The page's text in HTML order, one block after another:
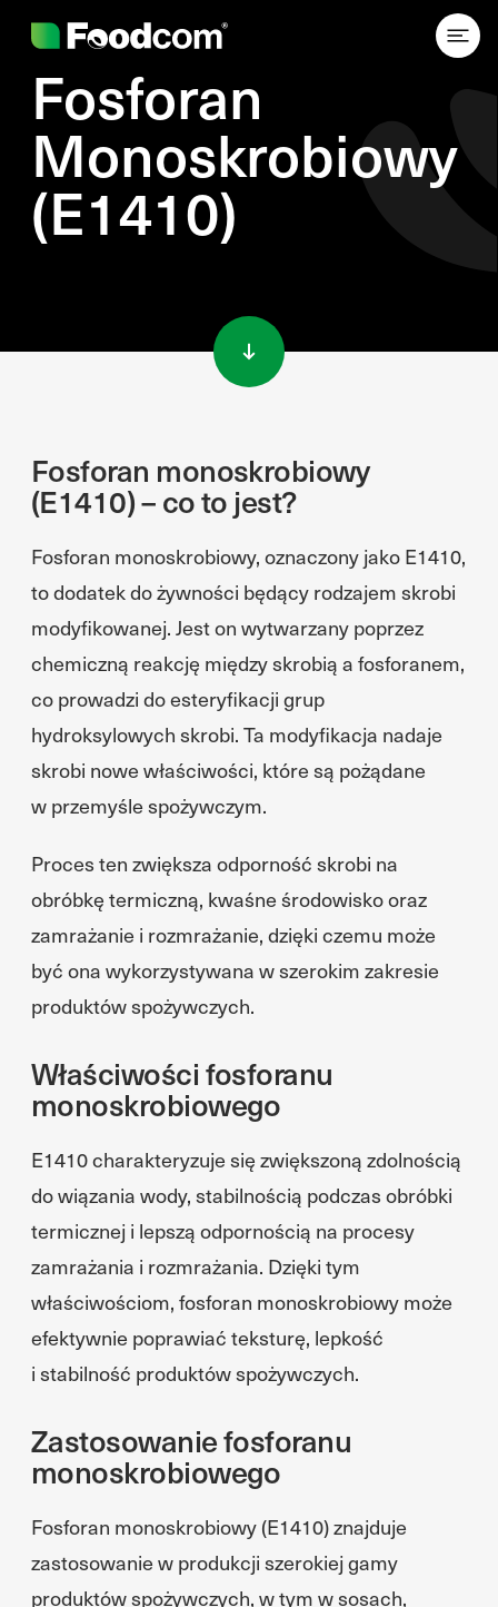
Fosforan
Monoskrobiowy
(E1410)
Fosforan monoskrobiowy
(E1410) – co to jest?
Fosforan monoskrobiowy, oznaczony jako E1410,
to dodatek do żywności będący rodzajem skrobi
modyfikowanej. Jest on wytwarzany poprzez
chemiczną reakcję między skrobią a fosforanem,
co prowadzi do esteryfikacji grup
hydroksylowych skrobi. Ta modyfikacja nadaje
skrobi nowe właściwości, które są pożądane
w przemyśle spożywczym.
Proces ten zwiększa odporność skrobi na
obróbkę termiczną, kwaśne środowisko oraz
zamrażanie i rozmrażanie, dzięki czemu może
być ona wykorzystywana w szerokim zakresie
produktów spożywczych.
Właściwości fosforanu
monoskrobiowego
E1410 charakteryzuje się zwiększoną zdolnością
do wiązania wody, stabilnością podczas obróbki
termicznej i lepszą odpornością na procesy
zamrażania i rozmrażania. Dzięki tym
właściwościom, fosforan monoskrobiowy może
efektywnie poprawiać teksturę, lepkość
i stabilność produktów spożywczych.
Zastosowanie fosforanu
monoskrobiowego
Fosforan monoskrobiowy (E1410) znajduje
zastosowanie w produkcji szerokiej gamy
produktów spożywczych, w tym w sosach,